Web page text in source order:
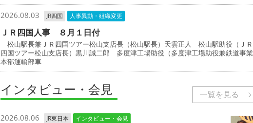
2026.08.03 JR四国 人事異動・組織変更
ＪＲ四国人事 ８月１日付
松山駅長兼ＪＲ四国ツアー松山支店長（松山駅長）天雲正人 松山駅助役（ＪＲ
四国ツアー松山支店長）黒川誠二郎 多度津工場助役（多度津工場助役兼鉄道事業
本部運輸部車
インタビュー・会見 一覧を見る
2026.08.06 JR東日本 インタビュー・会見